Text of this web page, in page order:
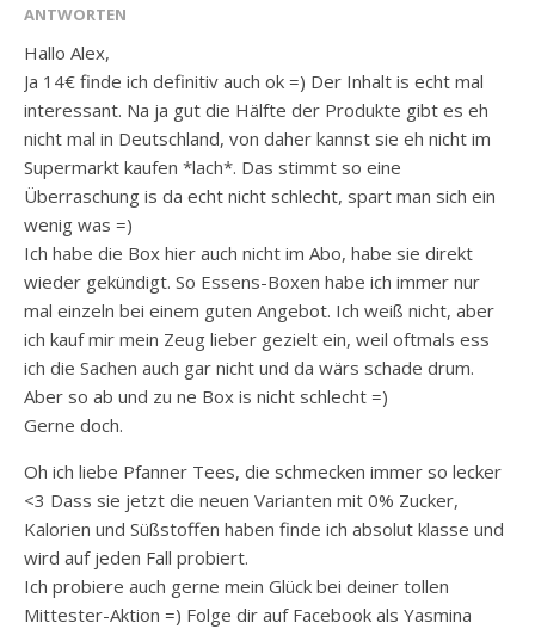
ANTWORTEN
Hallo Alex,
Ja 14€ finde ich definitiv auch ok =) Der Inhalt is echt mal
interessant. Na ja gut die Hälfte der Produkte gibt es eh
nicht mal in Deutschland, von daher kannst sie eh nicht im
Supermarkt kaufen *lach*. Das stimmt so eine
Überraschung is da echt nicht schlecht, spart man sich ein
wenig was =)
Ich habe die Box hier auch nicht im Abo, habe sie direkt
wieder gekündigt. So Essens-Boxen habe ich immer nur
mal einzeln bei einem guten Angebot. Ich weiß nicht, aber
ich kauf mir mein Zeug lieber gezielt ein, weil oftmals ess
ich die Sachen auch gar nicht und da wärs schade drum.
Aber so ab und zu ne Box is nicht schlecht =)
Gerne doch.
Oh ich liebe Pfanner Tees, die schmecken immer so lecker
<3 Dass sie jetzt die neuen Varianten mit 0% Zucker,
Kalorien und Süßstoffen haben finde ich absolut klasse und
wird auf jeden Fall probiert.
Ich probiere auch gerne mein Glück bei deiner tollen
Mittester-Aktion =) Folge dir auf Facebook als Yasmina